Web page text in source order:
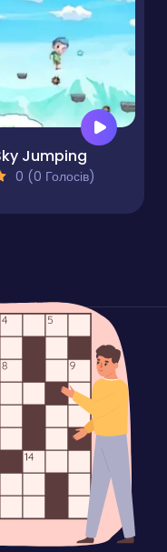
Jumping
0 (0 Голосів)